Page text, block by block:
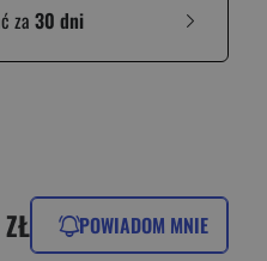
za 30 dni
POWIADOM MNIE